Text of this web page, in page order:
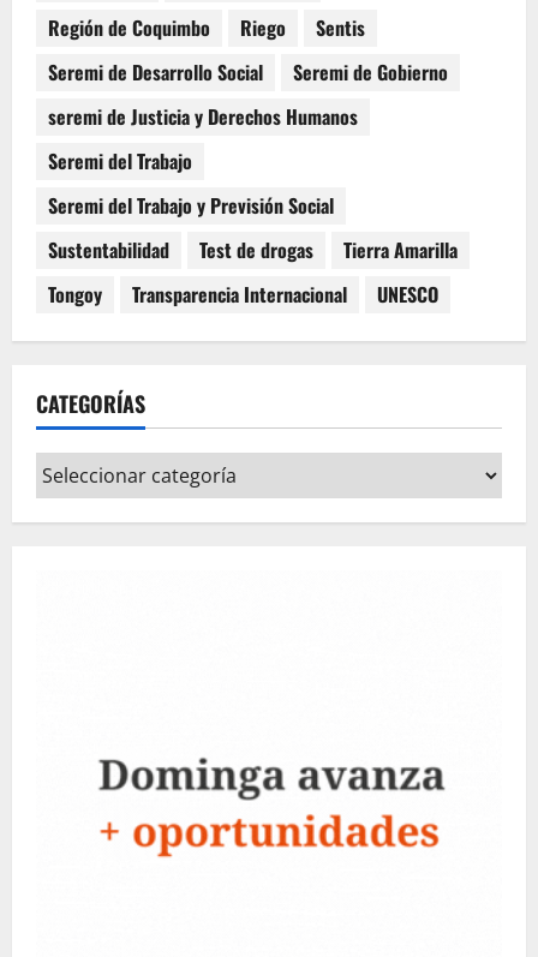
Región de Coquimbo
Riego
Sentis
Seremi de Desarrollo Social
Seremi de Gobierno
seremi de Justicia y Derechos Humanos
Seremi del Trabajo
Seremi del Trabajo y Previsión Social
Sustentabilidad
Test de drogas
Tierra Amarilla
Tongoy
Transparencia Internacional UNESCO
CATEGORÍAS
Categorías